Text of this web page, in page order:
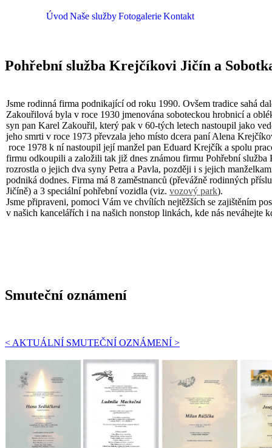
Úvod Naše službyFotogalerieKontakt
Pohřební služba Krejčíkovi Jičín a
Jsme rodinná firma podnikající od roku 1990. Ovšem tradice sahá
Zakouřilová byla v roce 1930 jmenována soboteckou hrobnicí a
syn pan Karel Zakouřil, který pak v 60-tých letech nastoupil jako
jeho smrti v roce 1973 převzala jeho místo dcera paní Alena
roce 1978 k ní nastoupil její manžel pan Eduard Krejčík a spolu
firmu odkoupili a založili tak již dnes známou firmu Pohřební
rozrostla o jejich dva syny Petra a Pavla, později i s jejich
podniká dodnes. Firma má 8 zaměstnanců (převážně rodinných
Jičíně) a 3 speciální pohřební vozidla (viz. vozový park).
Jsme připraveni, pomoci Vám ve chvílích nejtěžších se zajištěním
v našich kancelářích i na našich nonstop linkách, kde nás neváhejte
Smuteční oznámení
< AKTUÁLNÍ SMUTEČNÍ OZNÁMENÍ >